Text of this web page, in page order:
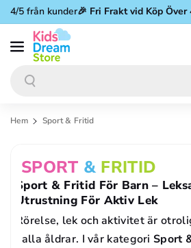
Gå vidare till
5 från kunder🎉Fri Frakt vid Köp Över
Sök
Hem Sport & Fritid
P
R
O
D
SPORT & FRITID
Sport & Fritid För Barn –
Utrustning För Aktiv Lek
Rörelse, lek och aktivitet är
i alla åldrar. I vår kategoriSport